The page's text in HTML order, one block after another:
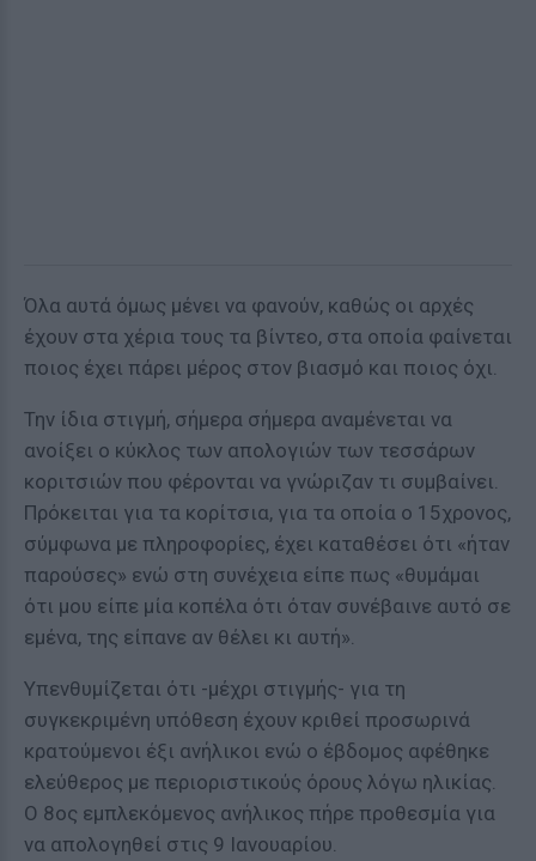
Όλα αυτά όμως μένει να φανούν, καθώς οι αρχές
έχουν στα χέρια τους τα βίντεο, στα οποία φαίνεται
ποιος έχει πάρει μέρος στον βιασμό και ποιος όχι.
Την ίδια στιγμή, σήμερα σήμερα αναμένεται να
ανοίξει ο κύκλος των απολογιών των τεσσάρων
κοριτσιών που φέρονται να γνώριζαν τι συμβαίνει.
Πρόκειται για τα κορίτσια, για τα οποία ο 15χρονος,
σύμφωνα με πληροφορίες, έχει καταθέσει ότι «ήταν
παρούσες» ενώ στη συνέχεια είπε πως «θυμάμαι
ότι μου είπε μία κοπέλα ότι όταν συνέβαινε αυτό σε
εμένα, της είπανε αν θέλει κι αυτή».
Υπενθυμίζεται ότι -μέχρι στιγμής- για τη
συγκεκριμένη υπόθεση έχουν κριθεί προσωρινά
κρατούμενοι έξι ανήλικοι ενώ ο έβδομος αφέθηκε
ελεύθερος με περιοριστικούς όρους λόγω ηλικίας.
Ο 8ος εμπλεκόμενος ανήλικος πήρε προθεσμία για
να απολογηθεί στις 9 Ιανουαρίου.